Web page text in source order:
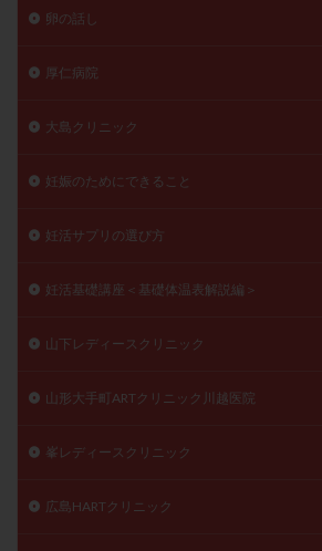
卵の話し
厚仁病院
大島クリニック
妊娠のためにできること
妊活サプリの選び方
妊活基礎講座＜基礎体温表解説編＞
山下レディースクリニック
山形大手町ARTクリニック川越医院
峯レディースクリニック
広島HARTクリニック